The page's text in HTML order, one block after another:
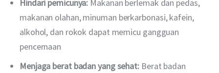
Hindari pemicunya: Makanan berlemak dan pedas,
makanan olahan, minuman berkarbonasi, kafein,
alkohol, dan rokok dapat memicu gangguan
pencernaan
Menjaga berat badan yang sehat: Berat badan